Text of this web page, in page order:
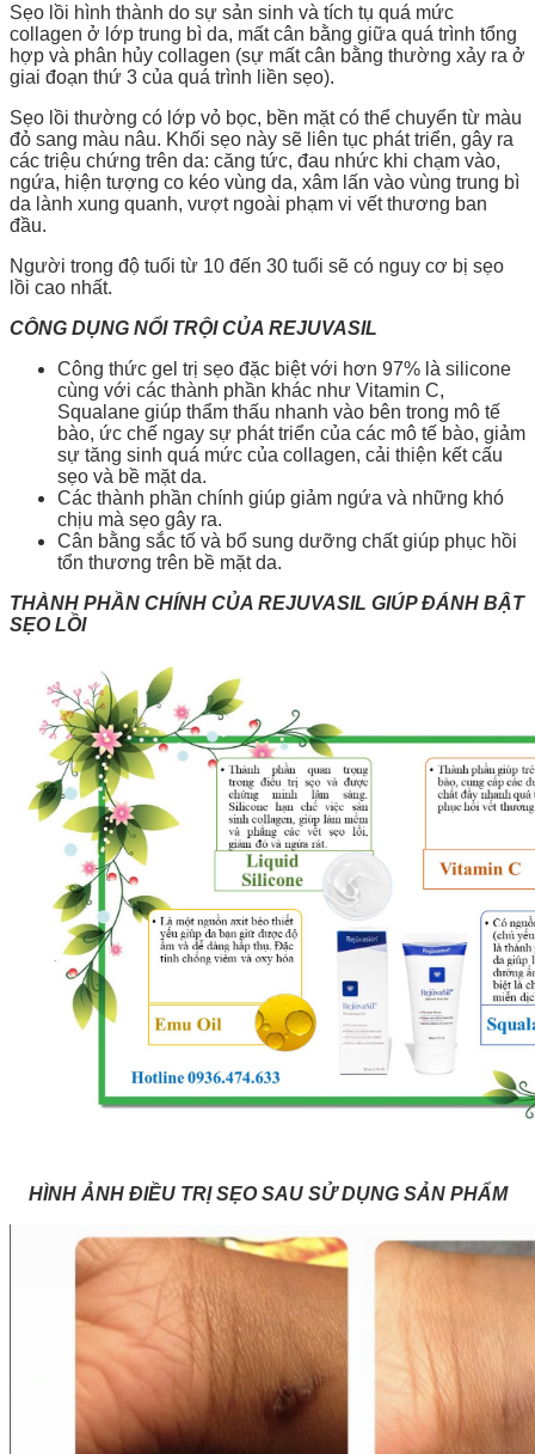
Sẹo lồi hình thành do sự sản sinh và tích tụ quá mức
collagen ở lớp trung bì da, mất cân bằng giữa quá trình tổng
hợp và phân hủy collagen (sự mất cân bằng thường xảy ra ở
giai đoạn thứ 3 của quá trình liền sẹo).
Sẹo lồi thường có lớp vỏ bọc, bền mặt có thể chuyển từ màu
đỏ sang màu nâu. Khối sẹo này sẽ liên tục phát triển, gây ra
các triệu chứng trên da: căng tức, đau nhức khi chạm vào,
ngứa, hiện tượng co kéo vùng da, xâm lấn vào vùng trung bì
da lành xung quanh, vượt ngoài phạm vi vết thương ban
đầu.
Người trong độ tuổi từ 10 đến 30 tuổi sẽ có nguy cơ bị sẹo
lồi cao nhất.
CÔNG DỤNG NỔI TRỘI CỦA REJUVASIL
Công thức gel trị sẹo đặc biệt với hơn 97% là silicone
cùng với các thành phần khác như Vitamin C,
Squalane giúp thẩm thấu nhanh vào bên trong mô tế
bào, ức chế ngay sự phát triển của các mô tế bào, giảm
sự tăng sinh quá mức của collagen, cải thiện kết cấu
sẹo và bề mặt da.
Các thành phần chính giúp giảm ngứa và những khó
chịu mà sẹo gây ra.
Cân bằng sắc tố và bổ sung dưỡng chất giúp phục hồi
tổn thương trên bề mặt da.
THÀNH PHẦN CHÍNH CỦA REJUVASIL GIÚP ĐÁNH BẬT
SẸO LỒI
HÌNH ẢNH ĐIỀU TRỊ SẸO SAU SỬ DỤNG SẢN PHẨM